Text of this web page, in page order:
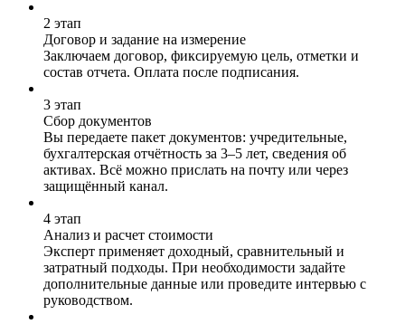
2 этап
Договор и задание на измерение
Заключаем договор, фиксируемую цель, отметки и
состав отчета. Оплата после подписания.
3 этап
Сбор документов
Вы передаете пакет документов: учредительные,
бухгалтерская отчётность за 3–5 лет, сведения об
активах. Всё можно прислать на почту или через
защищённый канал.
4 этап
Анализ и расчет стоимости
Эксперт применяет доходный, сравнительный и
затратный подходы. При необходимости задайте
дополнительные данные или проведите интервью с
руководством.